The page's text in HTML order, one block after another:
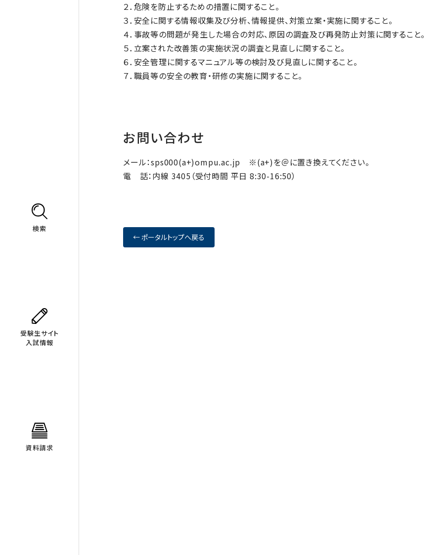
検索
受験生サイト
入試情報
資料請求
２．危険を防止するための措置に関すること。
３．安全に関する情報収集及び分析、情報提供、対策立案・実施に関すること。
４．事故等の問題が発生した場合の対応、原因の調査及び再発防止対策に関すること。
５．立案された改善策の実施状況の調査と見直しに関すること。
６．安全管理に関するマニュアル等の検討及び見直しに関すること。
７．職員等の安全の教育・研修の実施に関すること。
お問い合わせ
メール：sps000(a+)ompu.ac.jp ※(a+)を＠に置き換えてください。
電 話：内線 3405（受付時間 平日 8:30-16:50）
← ポータルトップへ戻る